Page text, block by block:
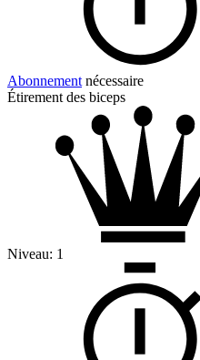
Abonnement nécessaire
Étirement des biceps
Niveau: 1